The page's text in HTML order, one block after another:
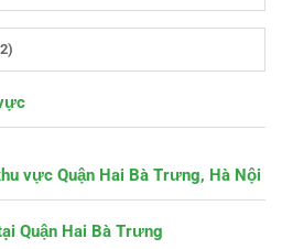
vực Quận Hai Bà Trưng, Hà Nội
Quận Hai Bà Trưng